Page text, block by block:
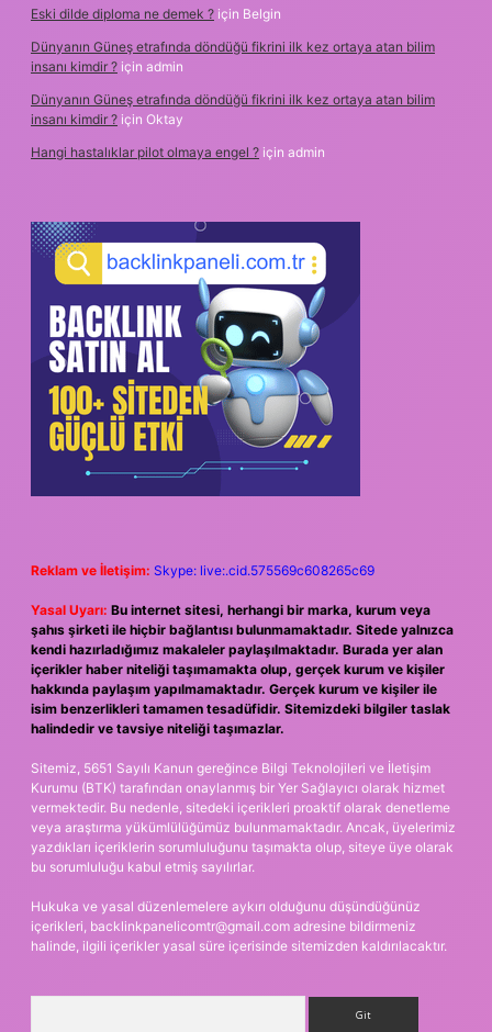
Eski dilde diploma ne demek ? için Belgin
Dünyanın Güneş etrafında döndüğü fikrini ilk kez ortaya atan bilim
insanı kimdir ? için admin
Dünyanın Güneş etrafında döndüğü fikrini ilk kez ortaya atan bilim
insanı kimdir ? için Oktay
Hangi hastalıklar pilot olmaya engel ? için admin
Reklam ve İletişim: Skype: live:.cid.575569c608265c69
Yasal Uyarı: Bu internet sitesi, herhangi bir marka, kurum veya
şahıs şirketi ile hiçbir bağlantısı bulunmamaktadır. Sitede yalnızca
kendi hazırladığımız makaleler paylaşılmaktadır. Burada yer alan
içerikler haber niteliği taşımamakta olup, gerçek kurum ve kişiler
hakkında paylaşım yapılmamaktadır. Gerçek kurum ve kişiler ile
isim benzerlikleri tamamen tesadüfidir. Sitemizdeki bilgiler taslak
halindedir ve tavsiye niteliği taşımazlar.
Sitemiz, 5651 Sayılı Kanun gereğince Bilgi Teknolojileri ve İletişim
Kurumu (BTK) tarafından onaylanmış bir Yer Sağlayıcı olarak hizmet
vermektedir. Bu nedenle, sitedeki içerikleri proaktif olarak denetleme
veya araştırma yükümlülüğümüz bulunmamaktadır. Ancak, üyelerimiz
yazdıkları içeriklerin sorumluluğunu taşımakta olup, siteye üye olarak
bu sorumluluğu kabul etmiş sayılırlar.
Hukuka ve yasal düzenlemelere aykırı olduğunu düşündüğünüz
içerikleri, backlinkpanelicomtr@gmail.com adresine bildirmeniz
halinde, ilgili içerikler yasal süre içerisinde sitemizden kaldırılacaktır.